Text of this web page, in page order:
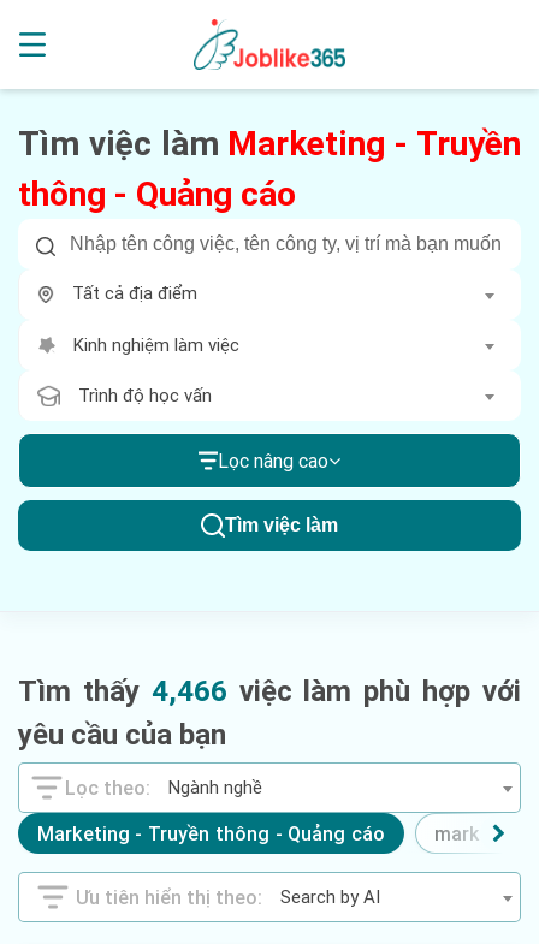
Tìm việc làm Marketing - Truyền
thông - Quảng cáo
Tất cả địa điểm
Kinh nghiệm làm việc
Trình độ học vấn
Lọc nâng cao
Tìm việc làm
Tìm thấy 4,466 việc làm phù hợp với
yêu cầu của bạn
Ngành nghề
Marketing - Truyền thông - Quảng cáo marketing
Search by AI